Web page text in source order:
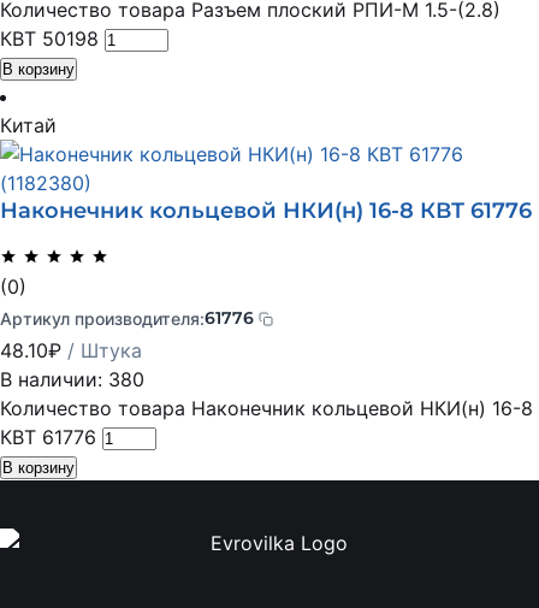
Количество товара Разъем плоский РПИ-М 1.5-(2.8)
КВТ 50198
В корзину
Китай
Наконечник кольцевой НКИ(н) 16-8 КВТ 61776
(0)
Артикул производителя:61776
48.10₽ / Штука
В наличии: 380
Количество товара Наконечник кольцевой НКИ(н) 16-8
КВТ 61776
В корзину